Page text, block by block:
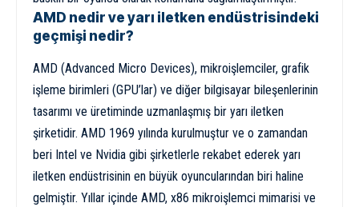
AMD nedir ve yarı iletken endüstrisindeki
geçmişi nedir?
AMD (Advanced Micro Devices), mikroişlemciler, grafik
işleme birimleri (GPU’lar) ve diğer bilgisayar bileşenlerinin
tasarımı ve üretiminde uzmanlaşmış bir yarı iletken
şirketidir. AMD 1969 yılında kurulmuştur ve o zamandan
beri Intel ve Nvidia gibi şirketlerle rekabet ederek yarı
iletken endüstrisinin en büyük oyuncularından biri haline
gelmiştir. Yıllar içinde AMD, x86 mikroişlemci mimarisi ve